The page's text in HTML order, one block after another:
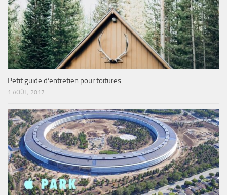
Petit guide d’entretien pour toitures
1 AOÛT, 2017